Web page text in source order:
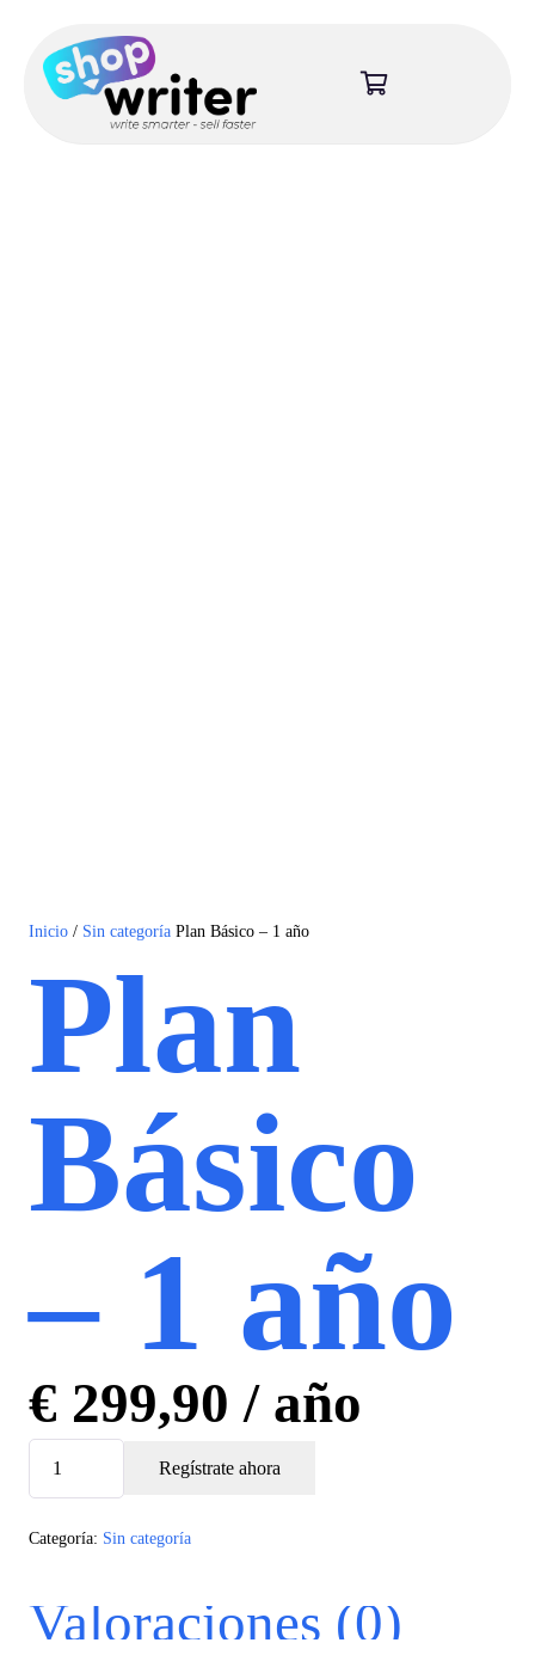
Inicio / Sin categoría Plan Básico – 1 año
Plan
Básico
– 1 año
€ 299,90 / año
cantidad
Regístrate ahora
Categoría: Sin categoría
Valoraciones (0)